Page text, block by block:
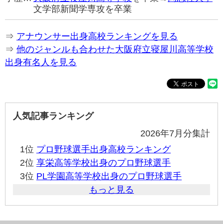
文学部新聞学専攻を卒業
⇒ アナウンサー出身高校ランキングを見る
⇒ 他のジャンルも合わせた大阪府立寝屋川高等学校
出身有名人を見る
人気記事ランキング
2026年7月分集計
1位 プロ野球選手出身高校ランキング
2位 享栄高等学校出身のプロ野球選手
3位 PL学園高等学校出身のプロ野球選手
もっと見る